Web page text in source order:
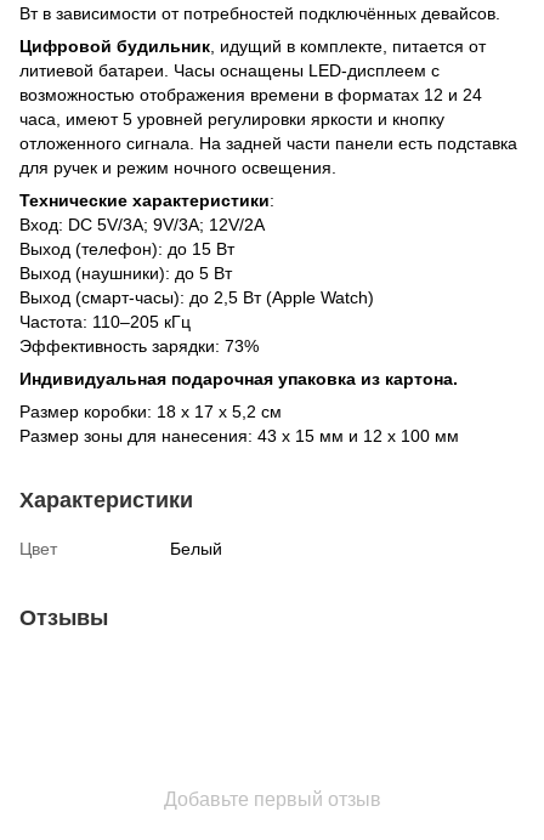
Вт в зависимости от потребностей подключённых девайсов.
Цифровой будильник , идущий в комплекте, питается от
литиевой батареи. Часы оснащены LED-дисплеем с
возможностью отображения времени в форматах 12 и 24
часа, имеют 5 уровней регулировки яркости и кнопку
отложенного сигнала. На задней части панели есть подставка
для ручек и режим ночного освещения.
Технические характеристики:
Вход: DC 5V/3A; 9V/3A; 12V/2A
Выход (телефон): до 15 Вт
Выход (наушники): до 5 Вт
Выход (смарт-часы): до 2,5 Вт (Apple Watch)
Частота: 110–205 кГц
Эффективность зарядки: 73%
Индивидуальная подарочная упаковка из картона.
Размер коробки: 18 х 17 х 5,2 см
Размер зоны для нанесения: 43 х 15 мм и 12 х 100 мм
Характеристики
Цвет Белый
Отзывы
Добавьте первый отзыв